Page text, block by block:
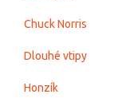
Chuck Norris
Dlouhé vtipy
Honzík